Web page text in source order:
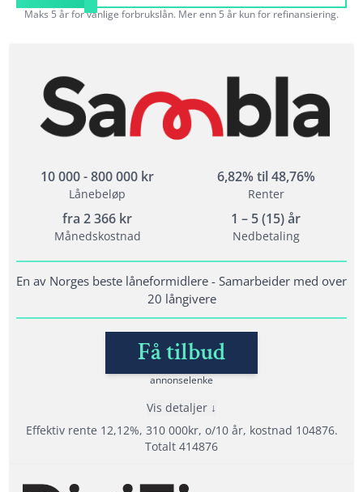
Maks 5 år for vanlige forbrukslån. Mer enn 5 år kun for refinansiering.
10 000 - 800 000 kr
Lånebeløp
6,82% til 48,76%
Renter
fra 2 366 kr
Månedskostnad
1 – 5 (15) år
Nedbetaling
En av Norges beste låneformidlere - Samarbeider med over
20 långivere
Få tilbud
annonselenke
Effektiv rente 12,12%, 310 000kr, o/10 år, kostnad 104876.
Totalt 414876
Vis detaljer
Fordeler